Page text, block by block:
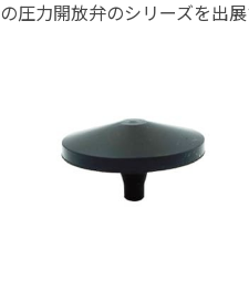
の圧力開放弁のシリーズを出展